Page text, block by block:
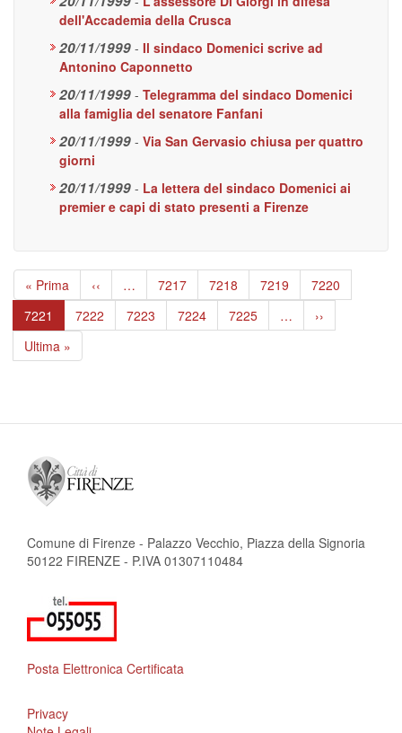
dell'Accademia della Crusca
20/11/1999 - Il sindaco Domenici scrive ad
Antonino Caponnetto
20/11/1999 - Telegramma del sindaco Domenici
alla famiglia del senatore Fanfani
20/11/1999 - Via San Gervasio chiusa per quattro
giorni
20/11/1999 - La lettera del sindaco Domenici ai
premier e capi di stato presenti a Firenze
Paginazione
Prima
pagina
« Prima
Pagina
precedente
‹‹ … Page
7217 Page
7218 Page
7219 Page
7220
Pagina
attuale
7221 Page
7222 Page
7223 Page
7224 Page
7225 …
Pagina
successiva
››
Ultima
pagina
Ultima »
Comune di Firenze - Palazzo Vecchio, Piazza della Signoria
50122 FIRENZE - P.IVA 01307110484
Posta Elettronica Certificata
Privacy